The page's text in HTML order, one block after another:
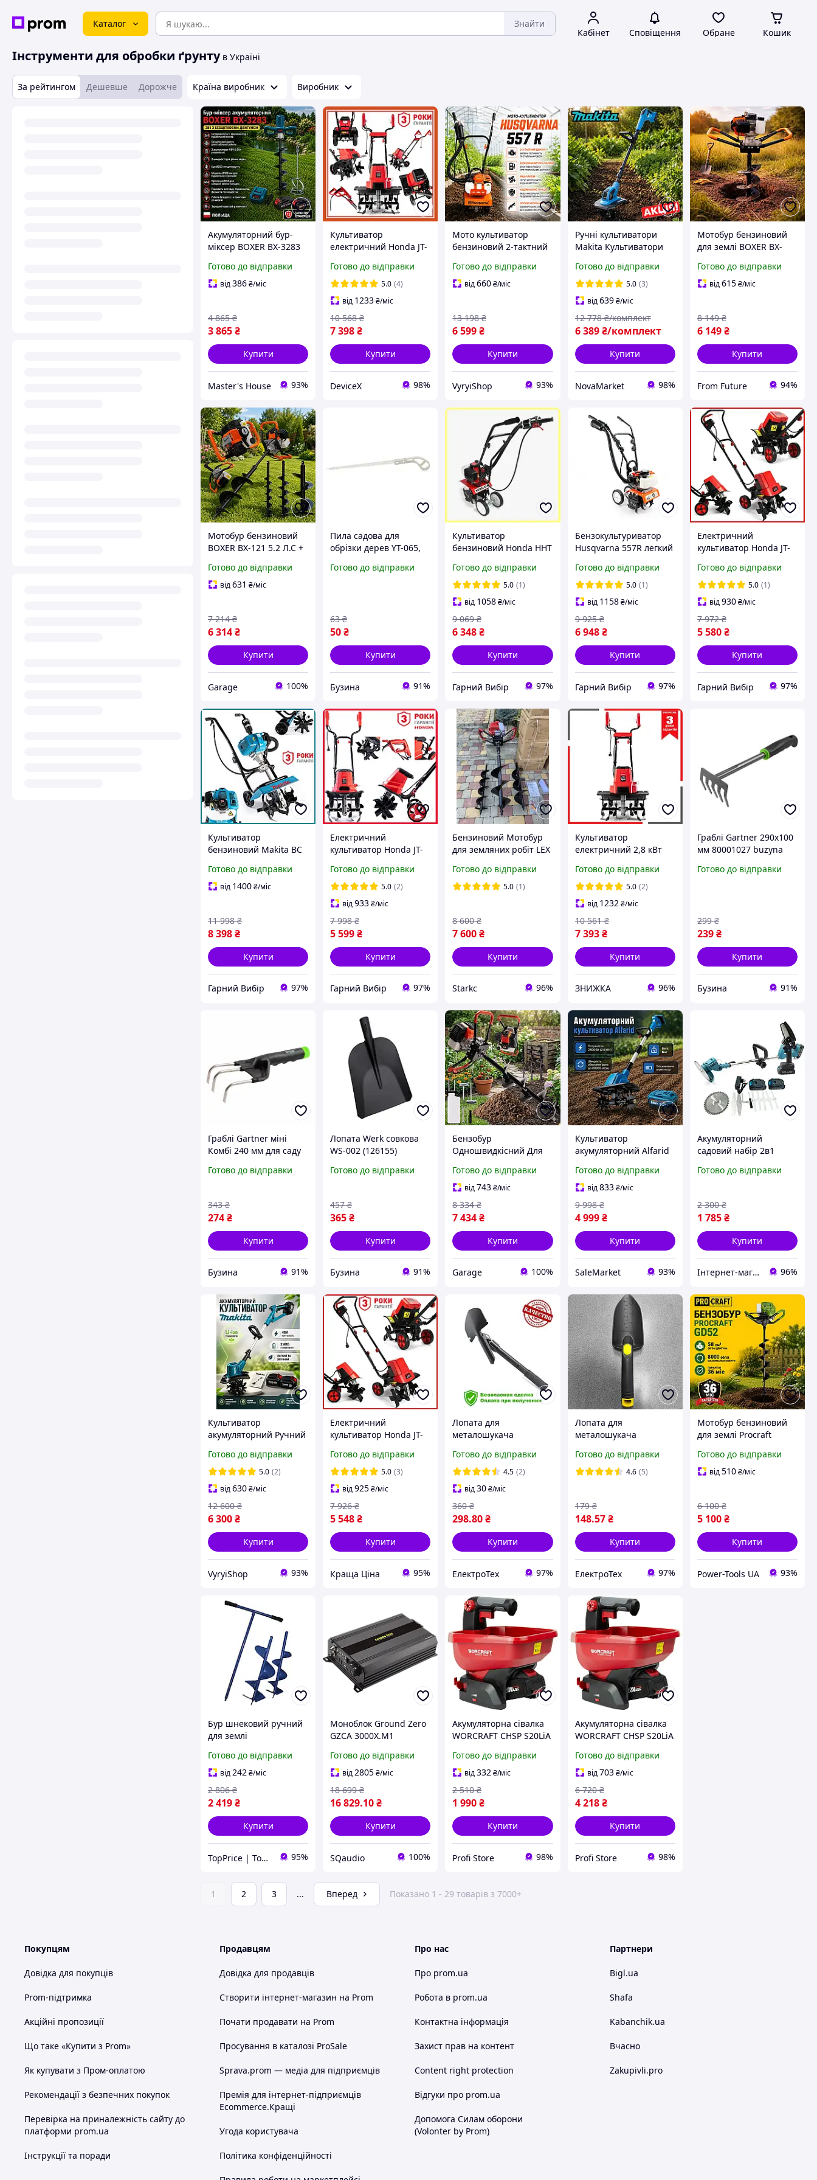
Каталог Знайти
Кабінет Сповіщення Обране Кошик
Інструменти для обробки ґрунтув Україні
За рейтингом Дешевше Дорожче Країна виробник Виробник
Акумуляторний бур-
міксер BOXER BX-3283
двигуном 2
акумулятори 48V 5.0Ah
Готово до відправки
від386₴/міс
3 865₴
4 865 ₴
Купити
Master's House 93%
Культиватор
електричний Honda JT-
кВт) обробка ділянки
без зусиль
Готово до відправки
5.0 (4)
від 1233₴/міс
7 398₴
10 568 ₴
Купити
DeviceX 98%
Мото культиватор
бензиновий 2-тактний
огороду Ручний
бензиновий
Готово до відправки
від660₴/міс
6 599₴
13 198 ₴
Купити
VyryiShop 93%
Ручні культиватори
Makita Культиватори
культиватор
електричний для дачі
та саду) Культиватор
городний
Готово до відправки
5.0 (3)
від639 ₴/міс
6 389 ₴/комплект
12 778 ₴/комплект
Купити
NovaMarket 98%
Мотобур бензиновий
для землі BOXER BX-
стовпів бензиновий 3
Свердла 100 150 200
Готово до відправки
від615₴/міс
6 149₴
8 149 ₴
Купити
From Future 94%
Мотобур бензиновий
BOXER BX-121 5.2 Л.С +
Мм 7000 об хв
Готово до відправки
від631 ₴/міс
6 314₴
7 214 ₴
Купити
Garage 100%
Пила садова для
обрізки дерев YT-065,
SK5, 0,200 кг, Grey
Готово до відправки
50₴
63 ₴
Купити
Бузина 91%
Культиватор
бензиновий Honda HHT
продуктивний для
оброблення ґрунту в
саду
Готово до відправки
5.0 (1)
від 1058₴/міс
6 348₴
9 069 ₴
Купити
Гарний Вибір 97%
Бензокультуриватор
Husqvarna 557R легкий
тактний), Культиватор
мотоблок Хускварна
для городу
Готово до відправки
5.0 (1)
від 1158 ₴/міс
6 948 ₴
9 925 ₴
Купити
Гарний Вибір 97%
Електричний
культиватор Honda JT-
електрокультиватор
хонда для саду городу
mm
Готово до відправки
5.0 (1)
від930₴/міс
5 580₴
7 972 ₴
Купити
Гарний Вибір 97%
Культиватор
бензиновий Makita BC
Мотокультуратор
Макіта для городу та
Готово до відправки
від 1400₴/міс
8 398₴
11 998 ₴
Купити
Гарний Вибір 97%
Електричний
культиватор Honda JT-
Електрокультуратор 4
фрези Хонда для саду
та городу hw
Готово до відправки
5.0 (2)
від933₴/міс
5 599₴
7 998 ₴
Купити
Гарний Вибір 97%
Бензиновий Мотобур
для земляних робіт LEX
комплекті Бензобур для
землі Мотобури
Готово до відправки
5.0 (1)
7 600₴
8 600 ₴
Купити
Starkс 96%
Культиватор
електричний 2,8 кВт
Електрокультиватор
Хонда садовий із 6
фрезами hw
Готово до відправки
5.0 (2)
від 1232 ₴/міс
7 393 ₴
10 561 ₴
Купити
ЗНИЖКА 96%
Граблі Gartner 290х100
мм 80001027 buzyna
Готово до відправки
239₴
299 ₴
Купити
Бузина 91%
Граблі Gartner міні
Комбі 240 мм для саду
Готово до відправки
274₴
343 ₴
Купити
Бузина 91%
Лопата Werk совкова
WS-002 (126155)
Готово до відправки
365₴
457 ₴
Купити
Бузина 91%
Бензобур
Одношвидкісний Для
см³ + 3 Свердла
Готово до відправки
від743₴/міс
7 434₴
8 334 ₴
Купити
Garage 100%
Культиватор
акумуляторний Alfarid
садовий, для городу,
дачі, газону, обробітку
й розпушування ґрунту
Готово до відправки
від833 ₴/міс
4 999 ₴
9 998 ₴
Купити
SaleMarket 93%
Акумуляторний
садовий набір 2в1
Ланцюгова міні пила)
Готово до відправки
1 785₴
2 300 ₴
Купити
Інтернет-магазин Top Shop 96%
Культиватор
акумуляторний Ручний
Прополювач бур янів
Електрокультиватор
для городу Для саду
Бездротовий культива
Готово до відправки
5.0 (2)
від630₴/міс
6 300₴
12 600 ₴
Купити
VyryiShop 93%
Електричний
культиватор Honda JT-
електрокультиватор
хонда для саду городу
np
Готово до відправки
5.0 (3)
від925₴/міс
5 548₴
7 926 ₴
Купити
Краща Ціна 95%
Лопата для
металошукача
Готово до відправки
4.5 (2)
від30₴/міс
298.80₴
360 ₴
Купити
ЕлектроТех 97%
Лопата для
металошукача
Готово до відправки
4.6 (5)
148.57 ₴
179 ₴
Купити
ЕлектроТех 97%
Мотобур бензиновий
для землі Procraft
куб.см(Без
шнека),Бензиновий
Готово до відправки
від510₴/міс
5 100₴
6 100 ₴
Купити
Power-Tools UA 93%
Бур шнековий ручний
для землі
насадки 150/200 мм
сталь (TPiz17178)
Готово до відправки
від242₴/міс
2 419₴
2 806 ₴
Купити
TopPrice | Товари за ТОП-ціною 95%
Моноблок Ground Zero
GZCA 3000X.M1
Готово до відправки
від2805₴/міс
16 829.10₴
18 699 ₴
Купити
SQaudio 100%
Акумуляторна сівалка
WORCRAFT CHSP S20LiA
Готово до відправки
від332₴/міс
1 990₴
2 510 ₴
Купити
Profi Store 98%
Акумуляторна сівалка
WORCRAFT CHSP S20LiA
Готово до відправки
від703 ₴/міс
4 218 ₴
6 720 ₴
Купити
Profi Store 98%
1 2 3 ... Вперед Показано 1 - 29 товарів з 7000+
Покупцям
Довідка для покупців
Prom-підтримка
Акційні пропозиції
Що таке «Купити з Prom»
Як купувати з Пром-оплатою
Рекомендації з безпечних покупок
Перевірка на приналежність сайту до
платформи prom.ua
Інструкції та поради
Продавцям
Довідка для продавців
Створити інтернет-магазин на Prom
Почати продавати на Prom
Просування в каталозі ProSale
Sprava.prom — медіа для підприємців
Премія для інтернет-підприємців
Ecommerce.Кращі
Угода користувача
Політика конфіденційності
Про нас
Про prom.ua
Робота в prom.ua
Контактна інформація
Захист прав на контент
Content right protection
Відгуки про prom.ua
Допомога Силам оборони
(Volonter by Prom)
Партнери
Bigl.ua
Shafa
Kabanchik.ua
Вчасно
Zakupivli.pro